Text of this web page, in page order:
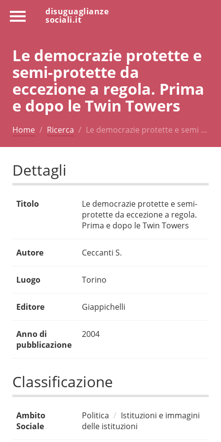
disuguaglianze
sociali.it
Le democrazie protette e
semi-protette da
eccezione a regola. Prima
e dopo le Twin Towers
Home Ricerca Le democrazie protette e semi …
Dettagli
Titolo
Le democrazie protette e semi-
protette da eccezione a regola.
Prima e dopo le Twin Towers
Autore Ceccanti S.
Luogo Torino
Editore Giappichelli
Anno di
pubblicazione
2004
Classificazione
Ambito
Sociale
Politica
Istituzioni e immagini
delle istituzioni